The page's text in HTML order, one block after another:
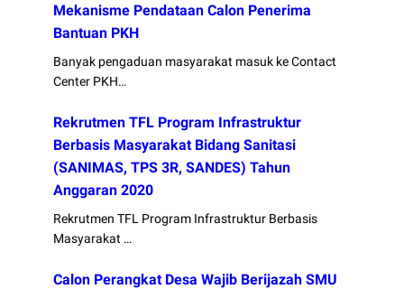
Mekanisme Pendataan Calon Penerima
Bantuan PKH
Banyak pengaduan masyarakat masuk ke Contact
Center PKH…
Rekrutmen TFL Program Infrastruktur
Berbasis Masyarakat Bidang Sanitasi
(SANIMAS, TPS 3R, SANDES) Tahun
Anggaran 2020
Rekrutmen TFL Program Infrastruktur Berbasis
Masyarakat …
Calon Perangkat Desa Wajib Berijazah SMU